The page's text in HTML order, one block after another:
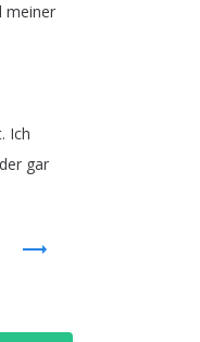
meiner
. Ich
gar